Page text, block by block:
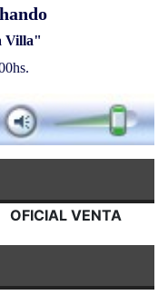
Villa"
OFICIAL VENTA